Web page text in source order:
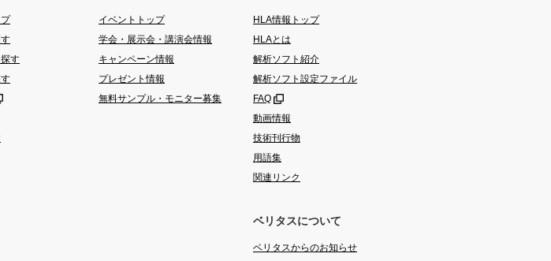
す
イベントトップ
学会・展示会・講演会情報
キャンペーン情報
プレゼント情報
無料サンプル・モニター募集
HLA情報トップ
HLAとは
解析ソフト紹介
解析ソフト設定ファイル
FAQ
動画情報
技術刊行物
用語集
関連リンク
ベリタスについて
ベリタスからのお知らせ